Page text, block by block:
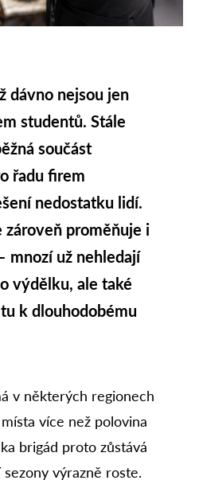
dávno nejsou jen
studentů. Stále
součást
řadu firem
nedostatku lidí.
zároveň proměňuje i
mnozí už nehledají
výdělku, ale také
k dlouhodobému
v některých regionech
více než polovina
brigád proto zůstává
výrazně roste.